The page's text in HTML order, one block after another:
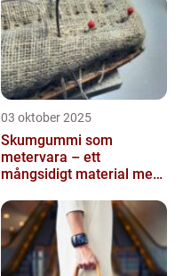
03 oktober 2025
Skumgummi som
metervara – ett
mångsidigt material med
användningsområden